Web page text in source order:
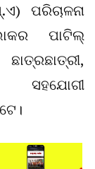
ପରିଚାଳନା
ପାଟିଲ୍
ସହଯୋଗୀ